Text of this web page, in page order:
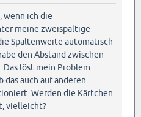
wenn ich die
meine zweispaltige
Spaltenweite automatisch
den Abstand zwischen
löst mein Problem
das auch auf anderen
Werden die Kärtchen
vielleicht?